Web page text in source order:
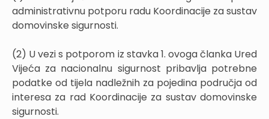
administrativnu potporu radu Koordinacije za sustav
domovinske sigurnosti.
(2) U vezi s potporom iz stavka 1. ovoga članka Ured
Vijeća za nacionalnu sigurnost pribavlja potrebne
podatke od tijela nadležnih za pojedina područja od
interesa za rad Koordinacije za sustav domovinske
sigurnosti.